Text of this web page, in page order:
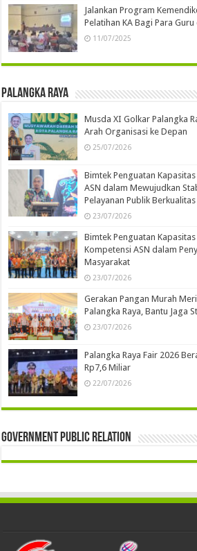
Jalankan Program
Pelatihan KA Bagi Para Guru
11/07/2025
Palangka Raya
Musda XI Golkar Palangka
Arah Organisasi ke Depan
25/07/2026
Bimtek Penguatan
ASN dalam Mewujudkan
Pelayanan Publik Berkualitas
23/07/2026
Bimtek Penguatan
Kompetensi ASN dalam
Masyarakat
23/07/2026
Gerakan Pangan Murah
Palangka Raya, Bantu Jaga
23/07/2026
Palangka Raya Fair 2026
Rp7,6 Miliar
22/07/2026
Government Public Relation